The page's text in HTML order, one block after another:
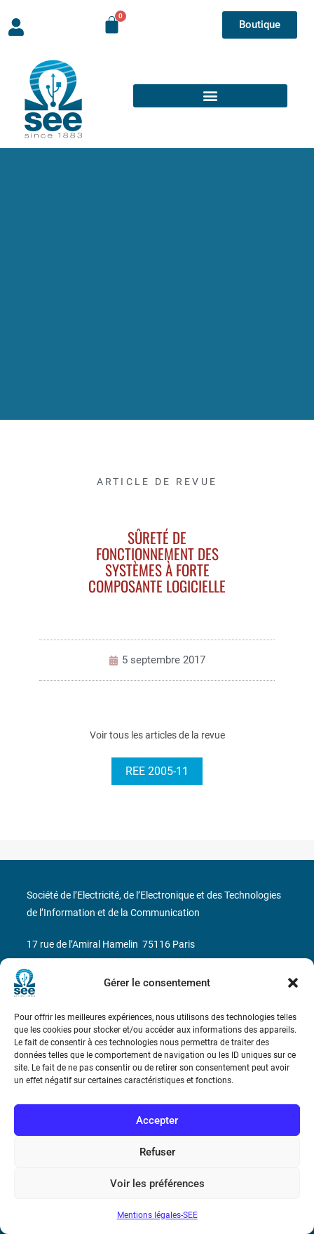
Gérer le consentement
Pour offrir les meilleures expériences, nous utilisons des technologies telles
que les cookies pour stocker et/ou accéder aux informations des appareils.
Le fait de consentir à ces technologies nous permettra de traiter des
données telles que le comportement de navigation ou les ID uniques sur ce
site. Le fait de ne pas consentir ou de retirer son consentement peut avoir
un effet négatif sur certaines caractéristiques et fonctions.
Accepter
Refuser
Voir les préférences
Mentions légales-SEE
Boutique
ARTICLE DE REVUE
SÛRETÉ DE
FONCTIONNEMENT DES
SYSTÈMES À FORTE
COMPOSANTE LOGICIELLE
5 septembre 2017
Voir tous les articles de la revue
REE 2005-11
Bicentenaire des découvertes d’André-
Marie Ampère
Conditions Générales de Vente
Mentions légales
Société de l’Electricité, de l’Electronique et des Technologies
de l’Information et de la Communication
17 rue de l’Amiral Hamelin 75116 Paris
Métro : « Boissière » Ligne 6 et « Iéna » Ligne 9
N° de SIREN : 785 393 232, Code APE : 9412Z TVA intra-
communautaire : FR44 785 393 232